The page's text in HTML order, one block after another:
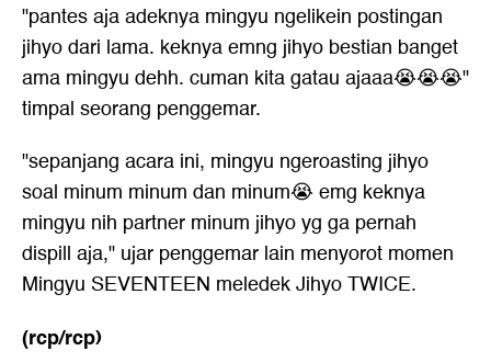
"pantes aja adeknya mingyu ngelikein postingan
jihyo dari lama. keknya emng jihyo bestian banget
ama mingyu dehh. cuman kita gatau ajaaa😭😭😭"
timpal seorang penggemar.
"sepanjang acara ini, mingyu ngeroasting jihyo
soal minum minum dan minum😭 emg keknya
mingyu nih partner minum jihyo yg ga pernah
dispill aja," ujar penggemar lain menyorot momen
Mingyu SEVENTEEN meledek Jihyo TWICE.
(rcp/rcp)